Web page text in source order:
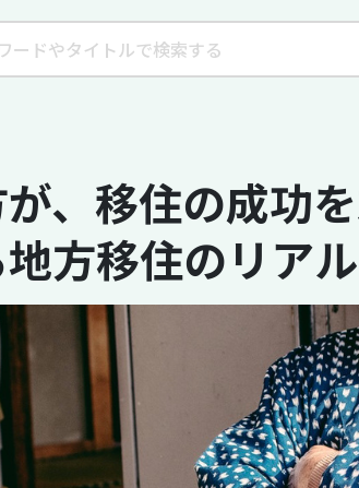
、移住の成功を
方移住のリアル